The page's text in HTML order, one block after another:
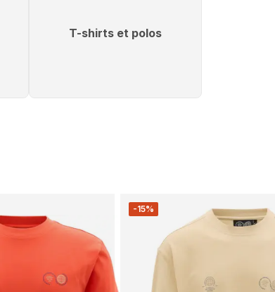
T-shirts et polos
-15%